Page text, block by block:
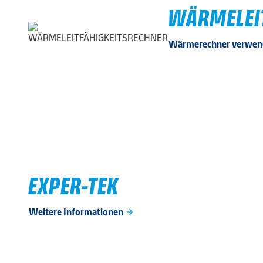
Wärmerechner
EXPER-TEK
Weitere Informationen arrow_forward